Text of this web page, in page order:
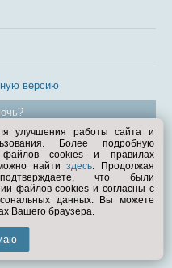
версию
улучшения работы сайта и
Более подробную
cookies и правилах
найтиздесь. Продолжая
что были
файлов cookies и согласны с
данных. Вы можете
Вашего браузера.